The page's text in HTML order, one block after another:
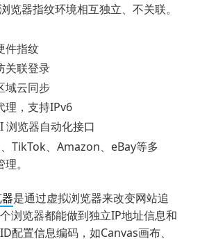
览器指纹环境相互独立、不关联。
件指纹
关联登录
域云同步
理，支持IPv6
浏览器自动化接口
TikTok、Amazon、eBay等多
。
是通过虚拟浏览器来改变网站追
浏览器都能做到独立IP地址信息和
配置信息编码，如Canvas画布、